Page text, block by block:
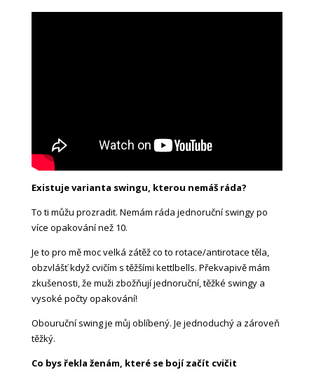
Existuje varianta swingu, kterou nemáš ráda?
To ti můžu prozradit. Nemám ráda jednoruční swingy po
více opakování než 10.
Je to pro mě moc velká zátěž co to rotace/antirotace těla,
obzvlášť když cvičím s těžšími kettlbells. Překvapivě mám
zkušenosti, že muži zbožňují jednoruční, těžké swingy a
vysoké počty opakování!
Obouruční swing je můj oblíbený. Je jednoduchý a zároveň
těžký.
Co bys řekla ženám, které se bojí začít cvičit